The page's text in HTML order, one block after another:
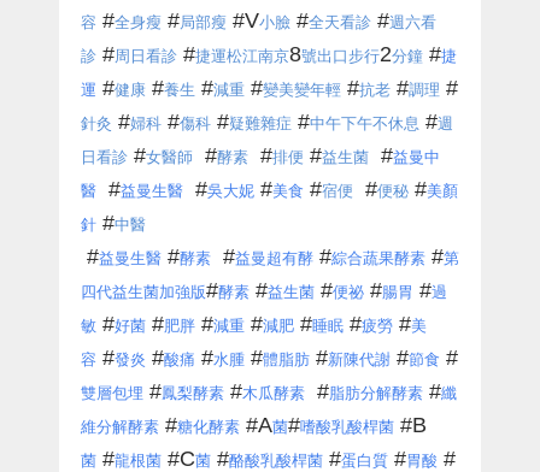
容 #全身瘦 #局部瘦 #V小臉 #全天看診 #週六看
診 #周日看診 #捷運松江南京8號出口步行2分鐘 #捷
運 #健康 #養生 #減重 #變美變年輕 #抗老 #調理 #
針灸 #婦科 #傷科 #疑難雜症 #中午下午不休息 #週
日看診 #女醫師 #酵素 #排便 #益生菌 #益曼中
醫
#益曼生醫 #吳大妮 #美食 #宿便 #便秘 #美顏
針 #中醫
#益曼生醫 #酵素 #益曼超有酵 #綜合蔬果酵素 #第
四代益生菌加強版#酵素 #益生菌 #便祕 #腸胃 #過
敏 #好菌 #肥胖 #減重 #減肥 #睡眠 #疲勞 #美
容 #發炎 #酸痛 #水腫 #體脂肪 #新陳代謝 #節食 #
雙層包埋 #鳳梨酵素 #木瓜酵素 #脂肪分解酵素 #纖
維分解酵素 #糖化酵素 #A菌#嗜酸乳酸桿菌 #B
菌 #龍根菌 #C菌 #酪酸乳酸桿菌 #蛋白質 #胃酸 #